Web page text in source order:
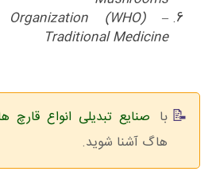
(WHO) –
Traditional Medicine
با صنایع تبدیلی انواع قارچ
هاگ آشنا شوید.